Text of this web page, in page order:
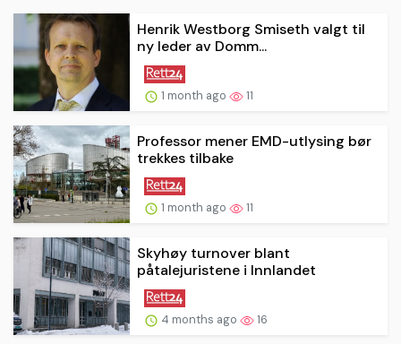
Henrik Westborg Smiseth valgt til
ny leder av Domm...
1 month ago 11
Professor mener EMD-utlysing bør
trekkes tilbake
1 month ago 11
Skyhøy turnover blant
påtalejuristene i Innlandet
4 months ago 16